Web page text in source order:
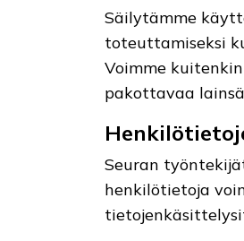
Säilytämme
toteuttamiseksi
Voimme
pakottavaa
Seuran
henkilötietoja